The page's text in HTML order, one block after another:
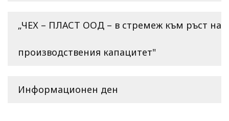
„ЧЕХ – ПЛАСТ ООД – в стремеж към ръст на
производствения капацитет"
Информационен ден